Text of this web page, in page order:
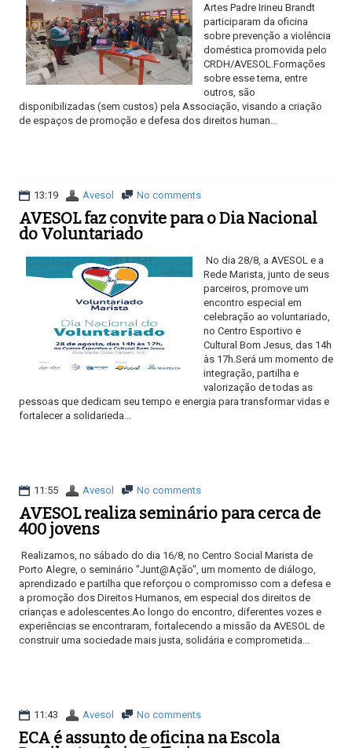
Artes Padre Irineu Brandt
participaram da oficina
sobre prevenção a violência
doméstica promovida pelo
CRDH/AVESOL.Formações
sobre esse tema, entre
outros, são
disponibilizadas (sem custos) pela Associação, visando a criação
de espaços de promoção e defesa dos direitos human...
13:19 Avesol No comments
AVESOL faz convite para o Dia Nacional
do Voluntariado
No dia 28/8, a AVESOL e a
Rede Marista, junto de seus
parceiros, promove um
encontro especial em
celebração ao voluntariado,
no Centro Esportivo e
Cultural Bom Jesus, das 14h
às 17h.Será um momento de
integração, partilha e
valorização de todas as
pessoas que dedicam seu tempo e energia para transformar vidas e
fortalecer a solidarieda...
11:55 Avesol No comments
AVESOL realiza seminário para cerca de
400 jovens
Realizamos, no sábado do dia 16/8, no Centro Social Marista de
Porto Alegre, o seminário "Junt@Ação", um momento de diálogo,
aprendizado e partilha que reforçou o compromisso com a defesa e
a promoção dos Direitos Humanos, em especial dos direitos de
crianças e adolescentes.Ao longo do encontro, diferentes vozes e
experiências se encontraram, fortalecendo a missão da AVESOL de
construir uma sociedade mais justa, solidária e comprometida...
11:43 Avesol No comments
ECA é assunto de oficina na Escola